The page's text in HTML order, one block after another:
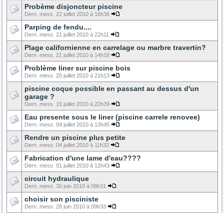
Probème disjoncteur piscine
Dern. mess. 22 juillet 2010 à 16h36
Parping de fendu....
Dern. mess. 21 juillet 2010 à 22h11
Plage californienne en carrelage ou marbre travertin?
Dern. mess. 21 juillet 2010 à 14h18
Problème liner sur piscine bois
Dern. mess. 20 juillet 2010 à 21h13
piscine coque possible en passant au dessus d'un
garage ?
Dern. mess. 15 juillet 2010 à 22h39
Eau presente sous le liner (piscine carrele renovee)
Dern. mess. 04 juillet 2010 à 13h45
Rendre un piscine plus petite
Dern. mess. 04 juillet 2010 à 11h32
Fabrication d'une lame d'eau????
Dern. mess. 01 juillet 2010 à 12h43
circuit hydraulique
Dern. mess. 30 juin 2010 à 08h31
choisir son pisciniste
Dern. mess. 28 juin 2010 à 09h33